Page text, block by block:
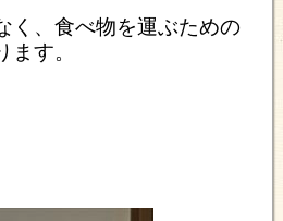
く、食べ物を運ぶための
す。